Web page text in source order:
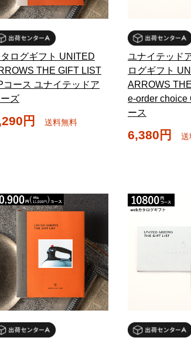
タログギフト UNITED
THE GIFT LIST
コース ユナイテッドア
ーズ
円 送料無料
ユナイテッド
ログギフト
ARROWS
e-order choice
ース
6,380円 送